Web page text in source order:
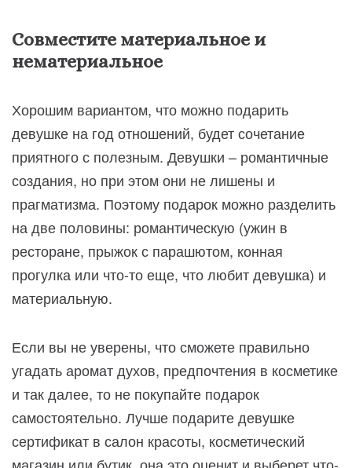
Совместите материальное и
нематериальное
Хорошим вариантом, что можно подарить
девушке на год отношений, будет сочетание
приятного с полезным. Девушки – романтичные
создания, но при этом они не лишены и
прагматизма. Поэтому подарок можно разделить
на две половины: романтическую (ужин в
ресторане, прыжок с парашютом, конная
прогулка или что-то еще, что любит девушка) и
материальную.
Если вы не уверены, что сможете правильно
угадать аромат духов, предпочтения в косметике
и так далее, то не покупайте подарок
самостоятельно. Лучше подарите девушке
сертификат в салон красоты, косметический
магазин или бутик, она это оценит и выберет что-